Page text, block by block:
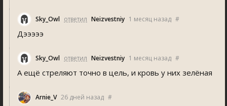
Sky_Owl ответил Neizvestniy 1 месяц назад #
Дэээээ
Sky_Owl ответил Neizvestniy 1 месяц назад #
А ещё стреляют точно в цель, и кровь у них зелёная
Arnie_V 26 дней назад #